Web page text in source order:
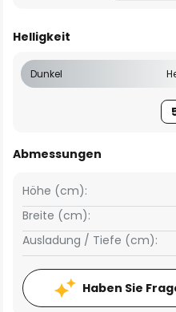
Helligkeit
Dunkel
Abmessungen
Breite (cm):
Höhe (cm):
Ausladung / Tiefe (cm):
Haben Sie